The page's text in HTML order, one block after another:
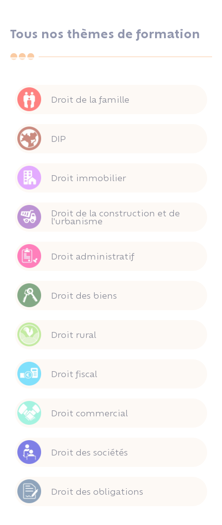
Tous nos thèmes de formation
Droit de la famille
DIP
Droit immobilier
Droit de la construction et de
l'urbanisme
Droit administratif
Droit des biens
Droit rural
Droit fiscal
Droit commercial
Droit des sociétés
Droit des obligations